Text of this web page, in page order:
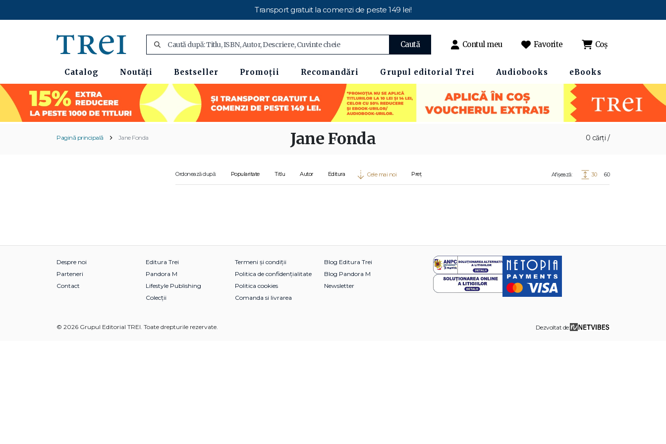
Transport gratuit la comenzi de peste 149 lei!
Caută Contul meu Favorite Coș
Catalog Noutăți Bestseller Promoții Recomandări Grupul editorial Trei Audiobooks eBooks
Pagină principală Jane Fonda 0 cărți /
Jane Fonda
Ordonează după: Popularitate Titlu Autor Editura Cele mai noi Preț Afișează: 30 60
Despre noi
Parteneri
Contact
Editura Trei
Pandora M
Lifestyle Publishing
Colecții
Termeni și condiții
Politica de confidențialitate
Politica cookies
Comanda si livrarea
Blog Editura Trei
Blog Pandora M
Newsletter
© 2026 Grupul Editorial TREI. Toate drepturile rezervate. Dezvoltat de: